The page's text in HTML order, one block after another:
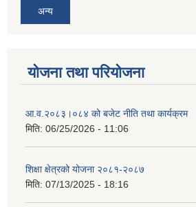
अन्य
योजना तथा परियोजना
आ.व.२०८३।०८४ को बजेट नीति तथा कार्यक्रम
मिति: 06/25/2026 - 11:06
शिक्षा क्षेत्रको योजना २०८१-२०८७
मिति: 07/13/2025 - 18:16